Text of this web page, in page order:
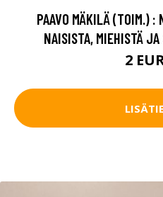
PAAVO MÄKILÄ (TOIM.) :
NAISISTA, MIEHISTÄ
2